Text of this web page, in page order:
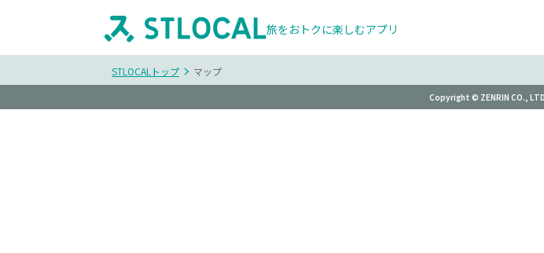
旅をおトクに楽しむアプリ
STLOCALトップ マップ
Copyright © ZENRIN CO.,